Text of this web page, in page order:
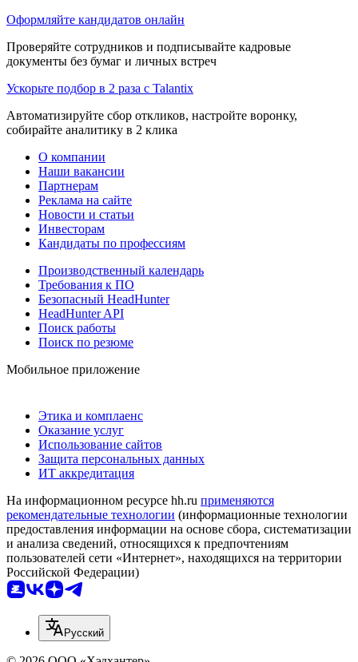
Оформляйте кандидатов онлайн
Проверяйте сотрудников и подписывайте кадровые
документы без бумаг и личных встреч
Ускорьте подбор в 2 раза с Talantix
Автоматизируйте сбор откликов, настройте воронку,
собирайте аналитику в 2 клика
О компании
Наши вакансии
Партнерам
Реклама на сайте
Новости и статьи
Инвесторам
Кандидаты по профессиям
Производственный календарь
Требования к ПО
Безопасный HeadHunter
HeadHunter API
Поиск работы
Поиск по резюме
Мобильное приложение
Этика и комплаенс
Оказание услуг
Использование сайтов
Защита персональных данных
ИТ аккредитация
На информационном ресурсе hh.ru применяются
рекомендательные технологии (информационные технологии
предоставления информации на основе сбора, систематизации
и анализа сведений, относящихся к предпочтениям
пользователей сети «Интернет», находящихся на территории
Российской Федерации)
Русский